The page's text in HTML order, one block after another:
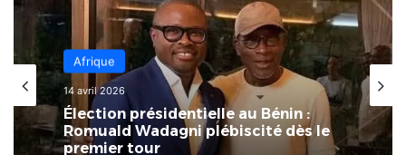
Afrique
14 avril 2026
Afrique
8 mars 2026
L’Afrique au carrefour des
consciences : le devoir de rompre
avec la culture du naufrage